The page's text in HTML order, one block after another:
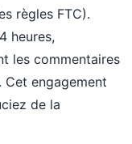
règles FTC).
heures,
les commentaires
Cet engagement
de la